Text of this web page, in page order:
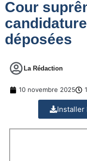
Cour
déposées
La Rédaction
10 novembre 2025
Installer